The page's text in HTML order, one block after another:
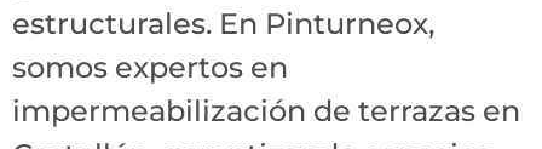
estructurales. En Pinturneox,
somos expertos en
impermeabilización de terrazas en